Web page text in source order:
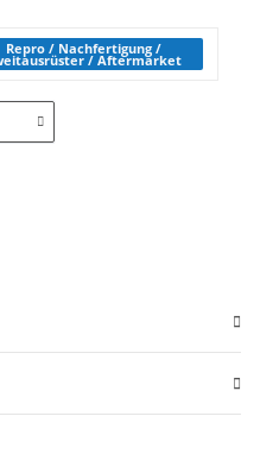
Repro / Nachfertigung /
/ Aftermarket